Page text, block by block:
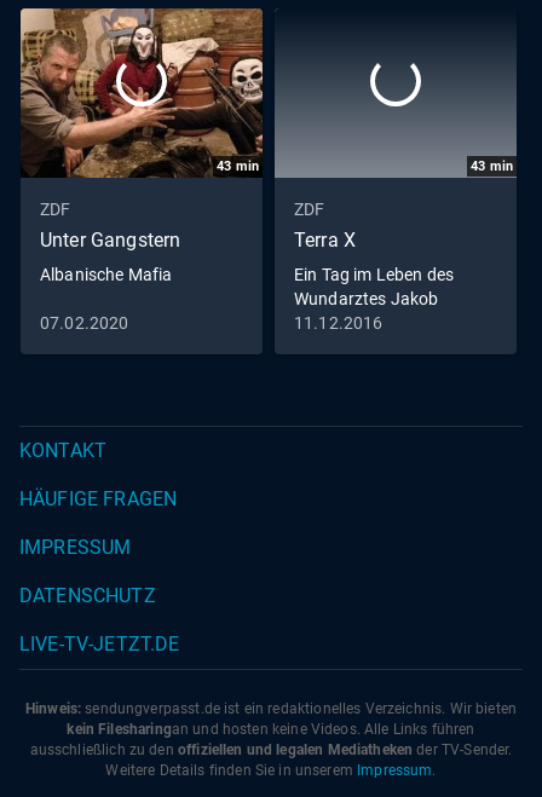
43 min
ZDF
Unter Gangstern
Albanische Mafia
07.02.2020
43 min
ZDF
Terra X
Ein Tag im Leben des
Wundarztes Jakob
Althaus im Jahr 1454
11.12.2016
KONTAKT
HÄUFIGE FRAGEN
IMPRESSUM
DATENSCHUTZ
LIVE-TV-JETZT.DE
Hinweis: sendungverpasst.de ist ein redaktionelles Verzeichnis. Wir bieten
kein Filesharingan und hosten keine Videos. Alle Links führen
ausschließlich zu den offiziellen und legalen Mediatheken der TV-Sender.
Weitere Details finden Sie in unserem Impressum.